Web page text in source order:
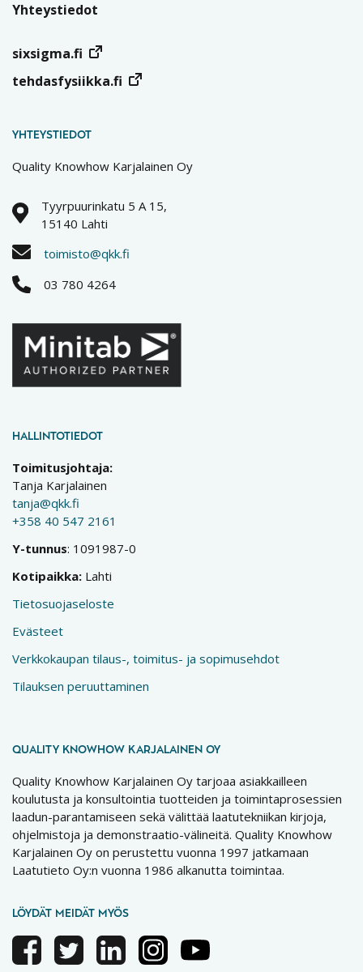
Yhteystiedot
sixsigma.fi
tehdasfysiikka.fi
YHTEYSTIEDOT
Quality Knowhow Karjalainen Oy
Tyyrpuurinkatu 5 A 15,
15140 Lahti
toimisto@qkk.fi
03 780 4264
HALLINTOTIEDOT
Toimitusjohtaja:
Tanja Karjalainen
tanja@qkk.fi
+358 40 547 2161
Y-tunnus: 1091987-0
Kotipaikka: Lahti
Tietosuojaseloste
Evästeet
Verkkokaupan tilaus-, toimitus- ja sopimusehdot
Tilauksen peruuttaminen
QUALITY KNOWHOW KARJALAINEN OY
Quality Knowhow Karjalainen Oy tarjoaa asiakkailleen
koulutusta ja konsultointia tuotteiden ja toimintaprosessien
laadun-parantamiseen sekä välittää laatutekniikan kirjoja,
ohjelmistoja ja demonstraatio-välineitä. Quality Knowhow
Karjalainen Oy on perustettu vuonna 1997 jatkamaan
Laatutieto Oy:n vuonna 1986 alkanutta toimintaa.
LÖYDÄT MEIDÄT MYÖS
FacebookTwitter LinkedinInstagramYoutube